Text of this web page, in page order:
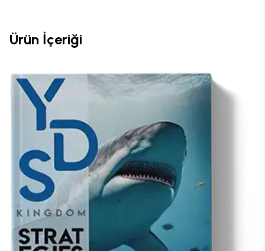
Ürün İçeriği